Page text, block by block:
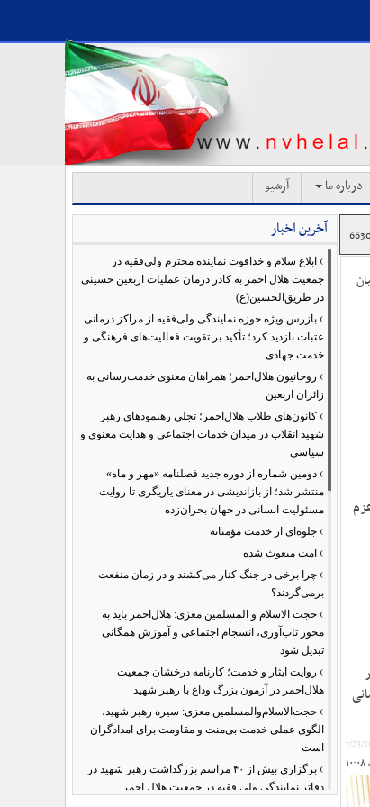
درباره ما آرشیو
7/23/
آخرین اخبار
› ابلاغ سلام و خداقوت نماینده محترم ولی‌فقیه در
جمعیت هلال احمر به کادر درمان عملیات اربعین حسینی
در طریق‌الحسین(ع)
› بازرس ویژه حوزه نمایندگی ولی‌فقیه از مراکز درمانی
عتبات بازدید کرد؛ تأکید بر تقویت فعالیت‌های فرهنگی و
خدمت جهادی
› روحانیون هلال‌احمر؛ همراهان معنوی خدمت‌رسانی به
زائران اربعین
› کانون‌های طلاب هلال‌احمر؛ تجلی رهنمودهای رهبر
شهید انقلاب در میدان خدمات اجتماعی و هدایت معنوی و
سیاسی
› دومین شماره از دوره جدید فصلنامه «مهر و ماه»
منتشر شد؛ از بازاندیشی در معنای یاریگری تا روایت
مسئولیت انسانی در جهان بحران‌زده
› جلوه‌ای از خدمت مؤمنانه
› امت مبعوث شده
› چرا برخی در جنگ کنار می‌کشند و در زمان منفعت
برمی‌گردند؟
› حجت الاسلام و المسلمین معزی: هلال‌احمر باید به
محور تاب‌آوری، انسجام اجتماعی و آموزش همگانی
تبدیل شود
› روایت ایثار و خدمت؛ کارنامه درخشان جمعیت
هلال‌احمر در آزمون بزرگ وداع با رهبر شهید
› حجت‌الاسلام‌والمسلمین معزی: سیره رهبر شهید،
الگوی عملی خدمت بی‌منت و مقاومت برای امدادگران
است
›
برگزاری بیش از ۴۰ مراسم بزرگداشت رهبر شهید در
دفاتر نمایندگی ولی فقیه در جمعیت هلال احمر